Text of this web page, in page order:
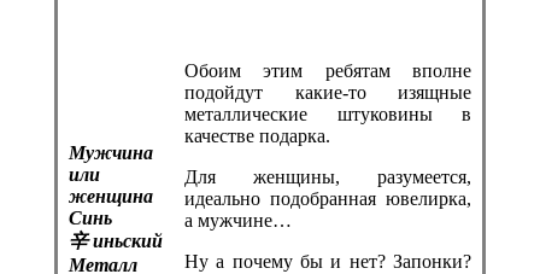
Мужчина
или
женщина
Синь
辛 иньский
Металл
Обоим этим ребятам вполне
подойдут какие-то изящные
металлические штуковины в
качестве подарка.
Для женщины, разумеется,
идеально подобранная ювелирка,
а мужчине…
Ну а почему бы и нет? Запонки?